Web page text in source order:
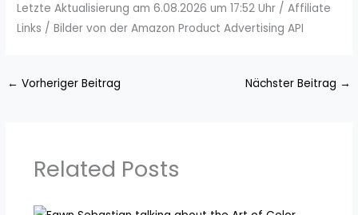
Letzte Aktualisierung am 6.08.2026 um 17:52 Uhr / Affiliate
Links / Bilder von der Amazon Product Advertising API
← Vorheriger Beitrag Nächster Beitrag →
Related Posts